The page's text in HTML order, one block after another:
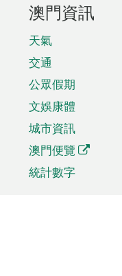
澳門資訊
天氣
交通
公眾假期
文娛康體
城市資訊
澳門便覽
統計數字